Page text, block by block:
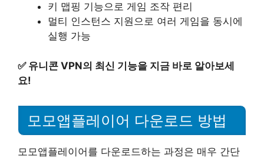
키 맵핑 기능으로 게임 조작 편리
멀티 인스턴스 지원으로 여러 게임을 동시에
실행 가능
✅ 유니콘 VPN의 최신 기능을 지금 바로 알아보세
요!
모모앱플레이어 다운로드 방법
모모앱플레이어를 다운로드하는 과정은 매우 간단